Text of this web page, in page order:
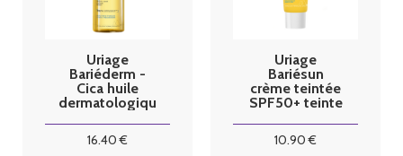
Uriage
Bariéderm -
Cica huile
dermatologiqu
16.40 €
Uriage
Bariésun
crème teintée
SPF50+ teinte
10.90 €